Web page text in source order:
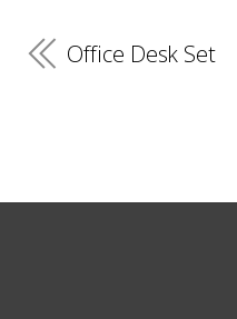
Office Desk Set